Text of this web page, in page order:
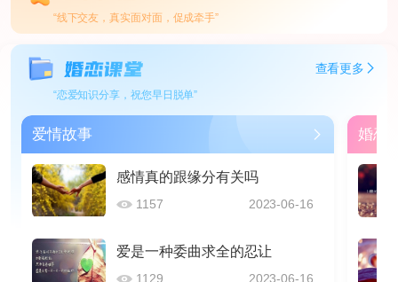
“线下交友，真实面对面，促成牵手”
查看更多
“恋爱知识分享，祝您早日脱单”
爱情故事
感情真的跟缘分有关吗
1157 2023-06-16
爱是一种委曲求全的忍让
1129 2023-06-16
婚恋